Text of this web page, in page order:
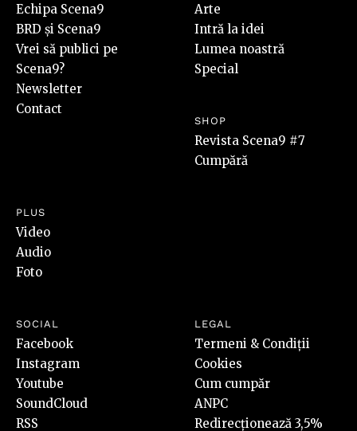
Echipa Scena9
BRD și Scena9
Vrei să publici pe
Scena9?
Newsletter
Contact
Arte
Intră la idei
Lumea noastră
Special
SHOP
Revista Scena9 #7
Cumpără
PLUS
Video
Audio
Foto
SOCIAL
Facebook
Instagram
Youtube
SoundCloud
RSS
LEGAL
Termeni & Condiții
Cookies
Cum cumpăr
ANPC
Redirecționează 3,5%